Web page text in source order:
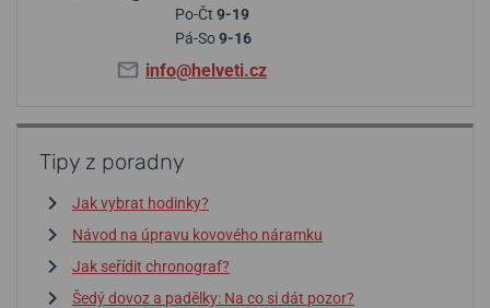
Po-Čt 9-19
Pá-So9-16
info@helveti.cz
Tipy z poradny
Jak vybrat hodinky?
Návod na úpravu kovového náramku
Jak seřídit chronograf?
Šedý dovoz a padělky: Na co si dát pozor?